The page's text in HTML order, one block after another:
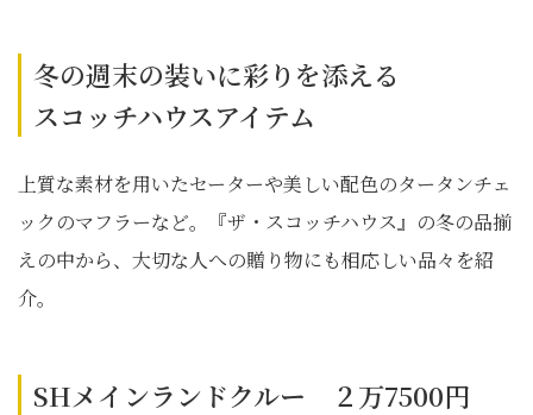
冬の週末の装いに彩りを添える
スコッチハウスアイテム
上質な素材を用いたセーターや美しい配色のタータンチェ
ックのマフラーなど。『ザ・スコッチハウス』の冬の品揃
えの中から、大切な人への贈り物にも相応しい品々を紹
介。
SHメインランドクルー ２万7500円